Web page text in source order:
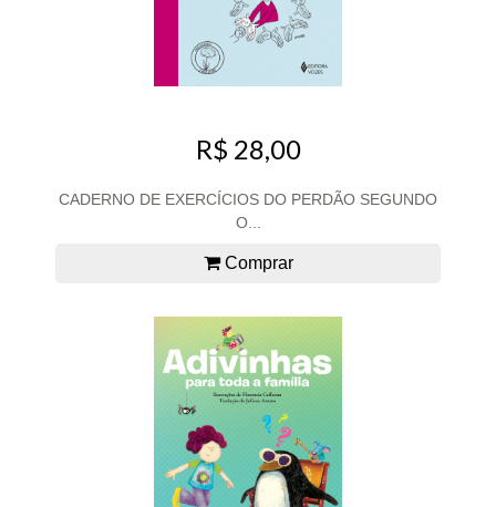
R$ 28,00
CADERNO DE EXERCÍCIOS DO PERDÃO SEGUNDO
O...
Comprar